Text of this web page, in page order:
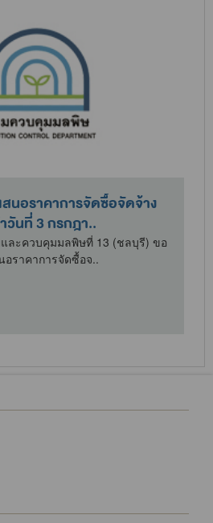
สนอราคาการจัดซื้อจัดจ้าง
วันที่ 3 กรกฎา..
ละควบคุมมลพิษที่ 13 (ชลบุรี) ขอ
ราคาการจัดซื้อจ..